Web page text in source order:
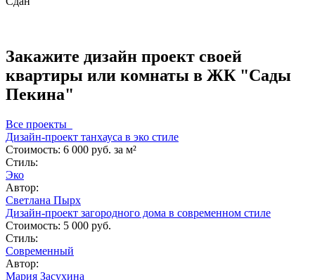
Закажите дизайн проект своей
квартиры или комнаты в ЖК "Сады
Пекина"
Все проекты
Дизайн-проект танхауса в эко стиле
Стоимость: 6 000 руб. за м²
Стиль:
Эко
Автор:
Светлана Пырх
Дизайн-проект загородного дома в современном стиле
Стоимость: 5 000 руб.
Стиль:
Современный
Автор:
Мария Засухина